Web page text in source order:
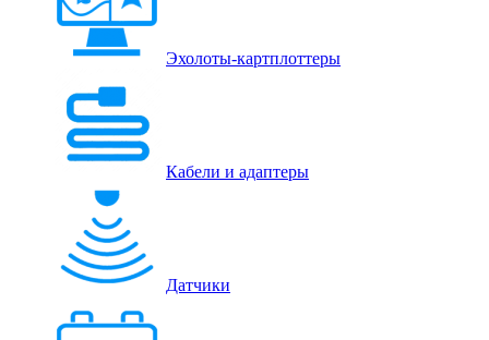
Эхолоты-картплоттеры
Кабели и адаптеры
Датчики